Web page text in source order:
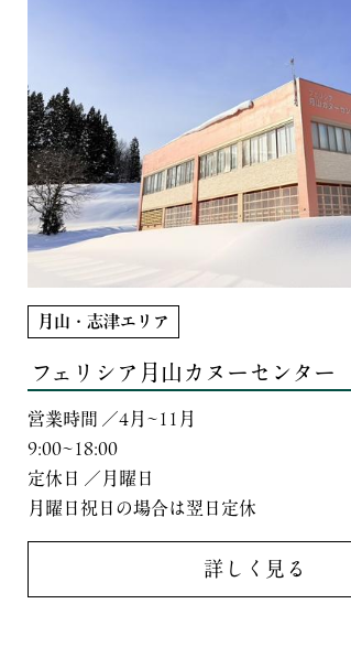
月山・志津エリア
フェリシア月山カヌーセンター
営業時間 ／4月~11月
9:00~18:00
定休日 ／月曜日
月曜日祝日の場合は翌日定休
詳しく見る